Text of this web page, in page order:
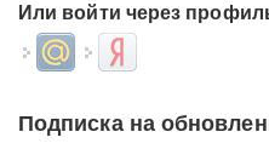
Или войти через
Login with Mail.ruLogin with Яндекс
Подписка на